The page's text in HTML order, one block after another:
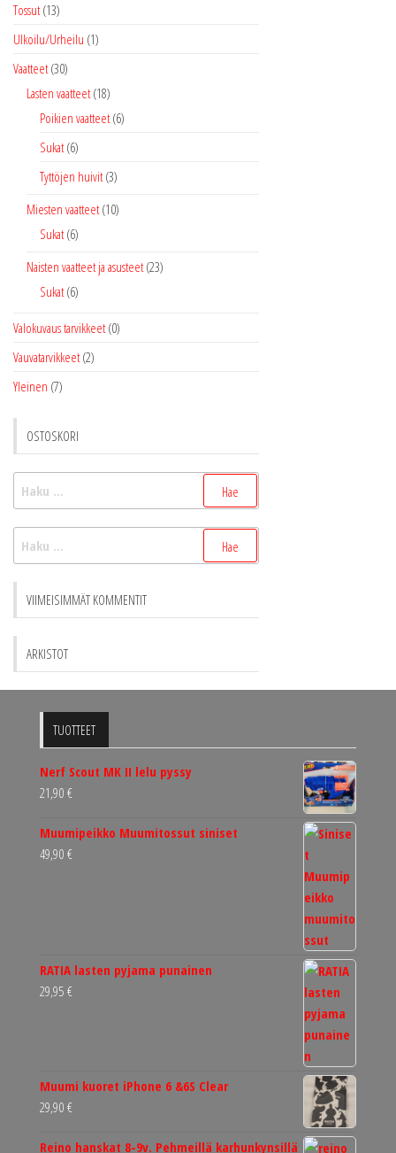
Tossut (13)
Ulkoilu/Urheilu (1)
Vaatteet (30)
Lasten vaatteet (18)
Poikien vaatteet (6)
Sukat (6)
Tyttöjen huivit (3)
Miesten vaatteet (10)
Sukat (6)
Naisten vaatteet ja asusteet (23)
Sukat (6)
Valokuvaus tarvikkeet (0)
Vauvatarvikkeet (2)
Yleinen (7)
OSTOSKORI
Haku:
Haku:
VIIMEISIMMÄT KOMMENTIT
ARKISTOT
TUOTTEET
Nerf Scout MK II lelu pyssy
21,90 €
Muumipeikko Muumitossut siniset
49,90 €
RATIA lasten pyjama punainen
29,95 €
Muumi kuoret iPhone 6 &6S Clear
29,90 €
Reino hanskat 8-9v. Pehmeillä karhunkynsillä